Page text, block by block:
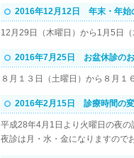
2016年12月12日 年末・年始
12月29日（木曜日）から1月5日
2016年7月25日 お盆休診の
８月１３日（土曜日）から８月１
2016年2月15日 診療時間の
平成28年4月1日より火曜日の夜の
夜診は月・水・金になりますので